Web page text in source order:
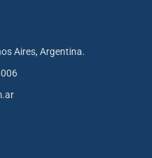
Aires, Argentina.